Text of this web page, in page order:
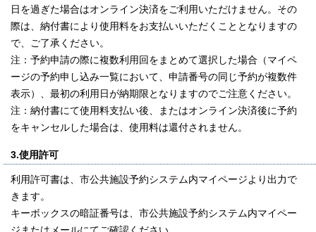
日を過ぎた場合はオンライン決済をご利用いただけません。その
際は、納付書により使用料をお支払いいただくこととなりますの
で、ご了承ください。
注：予約申請の際に複数利用回をまとめて選択した場合（マイペ
ージの予約申し込み一覧において、申請番号の同じ予約が複数件
表示）、最初の利用日が納期限となりますのでご注意ください。
注：納付書にて使用料支払い後、またはオンライン決済後に予約
をキャンセルした場合は、使用料は還付されません。
3.使用許可
利用許可書は、市公共施設予約システム内マイページより出力で
きます。
キーボックスの暗証番号は、市公共施設予約システム内マイペー